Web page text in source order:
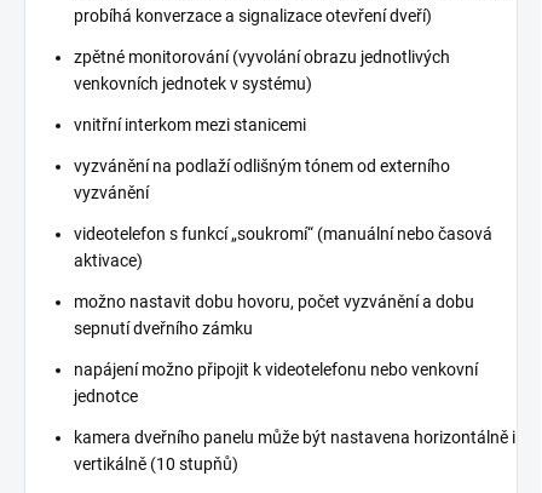
probíhá konverzace a signalizace otevření dveří)
zpětné monitorování (vyvolání obrazu jednotlivých
venkovních jednotek v systému)
vnitřní interkom mezi stanicemi
vyzvánění na podlaží odlišným tónem od externího
vyzvánění
videotelefon s funkcí „soukromí“ (manuální nebo časová
aktivace)
možno nastavit dobu hovoru, počet vyzvánění a dobu
sepnutí dveřního zámku
napájení možno připojit k videotelefonu nebo venkovní
jednotce
kamera dveřního panelu může být nastavena horizontálně i
vertikálně (10 stupňů)